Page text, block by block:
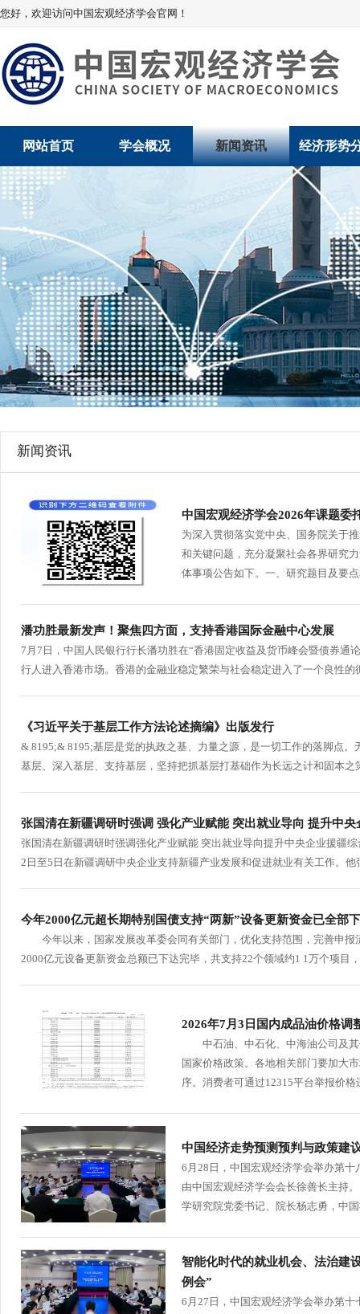
您好，欢迎访问中国宏观经济学会官网！
网站首页 学会概况
学术委员会
学会领导
组织机构
法律顾问
学会章程
新闻资讯
党建动态
学会动态
会员动态
地方动态
经济形势
经济数据
数说经济
经济运行与
产业发展
创新高技术
行
贸易与流
新闻资讯
中国宏观经济学会2026年课题委
为深入贯彻落实党中央、国务院关于
和关键问题，充分凝聚社会各界研究
体事项公告如下。一、研究题目及要
潘功胜最新发声！聚焦四方面，支持香港国际金融中心发展
7月7日，中国人民银行行长潘功胜在“香港固定收益及货币峰会暨债券
行人进入香港市场。香港的金融业稳定繁荣与社会稳定进入了一个良性
《习近平关于基层工作方法论述摘编》出版发行
& 8195;& 8195;基层是党的执政之基、力量之源，是一切工作的落脚点
基层、深入基层、支持基层，坚持把抓基层打基础作为长远之计和固本
张国清在新疆调研时强调 强化产业赋能 突出就业导向 提升中
张国清在新疆调研时强调强化产业赋能 突出就业导向提升中央企业援疆
2日至5日在新疆调研中央企业支持新疆产业发展和促进就业有关工作。
今年2000亿元超长期特别国债支持“两新”设备更新资金已全部
今年以来，国家发展改革委会同有关部门，优化支持范围，完善申报
2000亿元设备更新资金总额已下达完毕，共支持22个领域约1 1万个项目
2026年7月3日国内成品油价格调
中石油、中石化、中海油公司及其
国家价格政策。各地相关部门要加大
序。消费者可通过12315平台举报价格
中国经济走势预测预判与政策
6月28日，中国宏观经济学会举办第
由中国宏观经济学会会长徐善长主持
学研究院党委书记、院长杨志勇，中
智能化时代的就业机会、法治
例会”
6月27日，中国宏观经济学会举办第